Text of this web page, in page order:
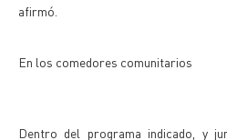
afirmó.
En los comedores comunitarios
Dentro del programa indicado, y